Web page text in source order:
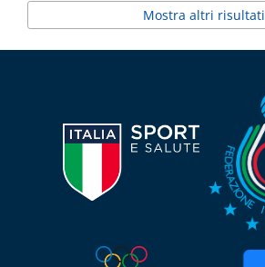
Mostra altri risultati